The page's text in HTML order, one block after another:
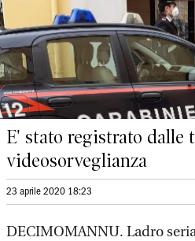
E' stato registrato dalle
videosorveglianza
23 aprile 2020 18:23
DECIMOMANNU. Ladro